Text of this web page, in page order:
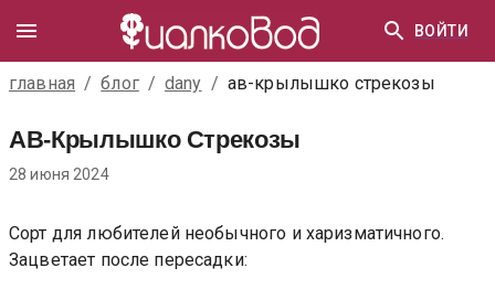
ВОЙТИ
главная / блог / dany / ав-крылышко стрекозы
АВ-Крылышко Стрекозы
28 июня 2024
Сорт для любителей необычного и харизматичного.
Зацветает после пересадки: